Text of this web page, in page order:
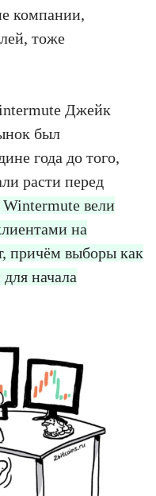
компании,
тоже
Джейк
был
года до того,
расти перед
Wintermute вели
на
причём выборы как
начала